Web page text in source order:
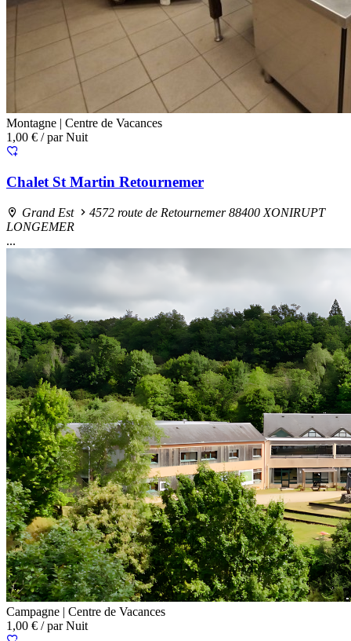
Montagne | Centre de Vacances
1,00 € / par Nuit
Chalet St Martin Retournemer
Grand Est
4572 route de Retournemer 88400 XONIRUPT
LONGEMER
...
Campagne | Centre de Vacances
1,00 € / par Nuit